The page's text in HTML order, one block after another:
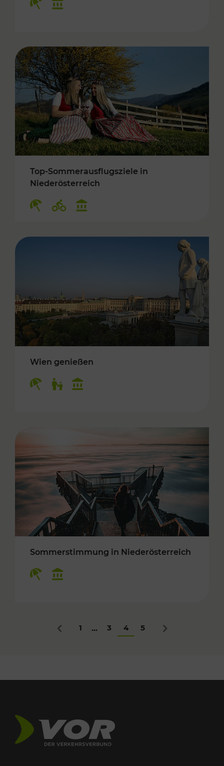
Top-Sommerausflugsziele in
Niederösterreich
Wien genießen
Sommerstimmung in Niederösterreich
Zurück
1 ... 3 4 5 Nächstes